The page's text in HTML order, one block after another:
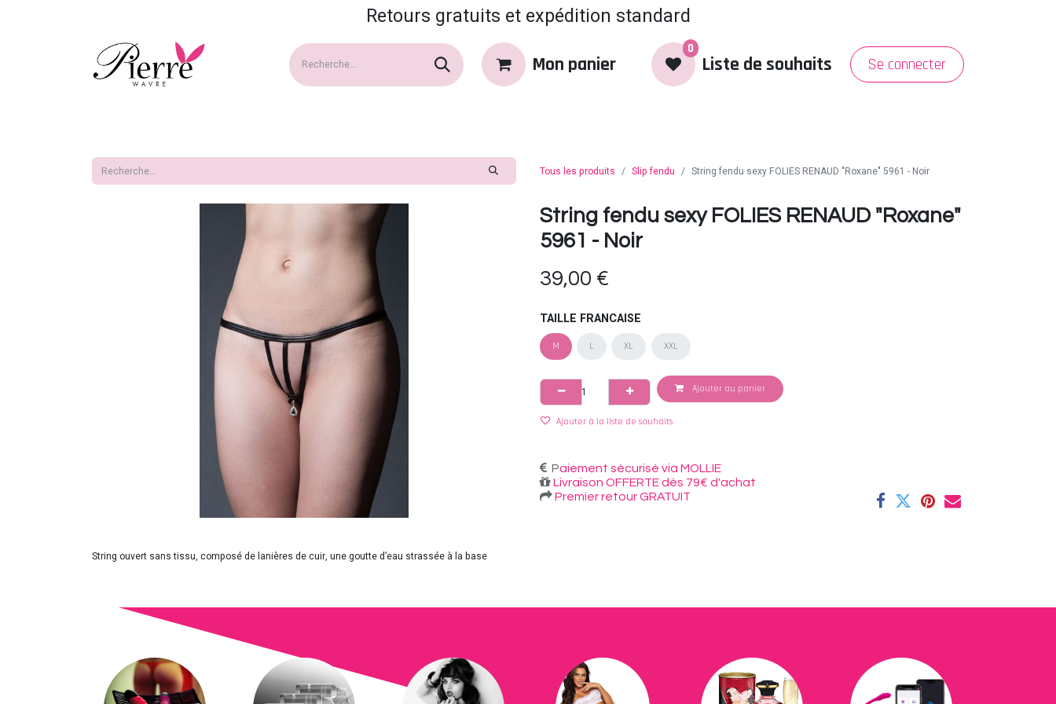
Retours gratuits et expédition standard
Mon panier
0
Liste de souhaits Se connecter
Tous les produits Slip fendu String fendu sexy FOLIES RENAUD "Roxane" 5961 - Noir
String fendu sexy FOLIES RENAUD "Roxane"
5961 - Noir
39,00 €
TAILLE FRANCAISE
M L XL XXL
Ajouter au panier
Ajouter à la liste de souhaits
Paiement sécurisé via MOLLIE
Livraison OFFERTE dès 79€ d'achat
Premier retour GRATUIT
String ouvert sans tissu, composé de lanières de cuir, une goutte d’eau strassée à la base